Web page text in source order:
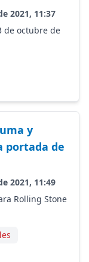
2021, 11:37
de octubre de
y
portada de
2021, 11:49
Rolling Stone